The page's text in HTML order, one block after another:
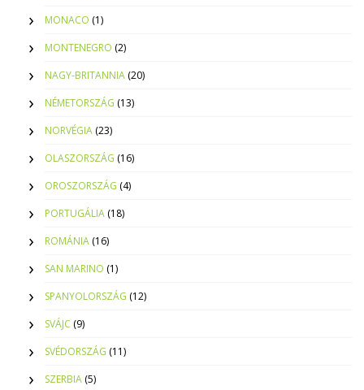
MONACO (1)
MONTENEGRO (2)
NAGY-BRITANNIA (20)
NÉMETORSZÁG (13)
NORVÉGIA (23)
OLASZORSZÁG (16)
OROSZORSZÁG (4)
PORTUGÁLIA (18)
ROMÁNIA (16)
SAN MARINO (1)
SPANYOLORSZÁG (12)
SVÁJC (9)
SVÉDORSZÁG (11)
SZERBIA (5)